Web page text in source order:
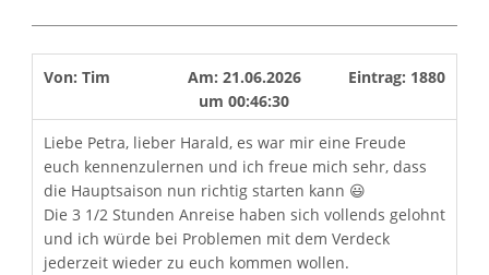
Von: Tim Am: 21.06.2026
um 00:46:30
Eintrag: 1880
Liebe Petra, lieber Harald, es war mir eine Freude
euch kennenzulernen und ich freue mich sehr, dass
die Hauptsaison nun richtig starten kann 😃
Die 3 1/2 Stunden Anreise haben sich vollends gelohnt
und ich würde bei Problemen mit dem Verdeck
jederzeit wieder zu euch kommen wollen.